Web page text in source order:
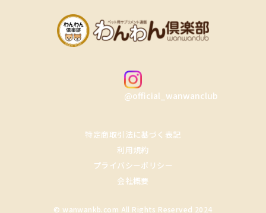
@official_wanwanclub
特定商取引法に基づく表記
利用規約
プライバシーポリシー
会社概要
© wanwankb.com All Rights Reserved 2024